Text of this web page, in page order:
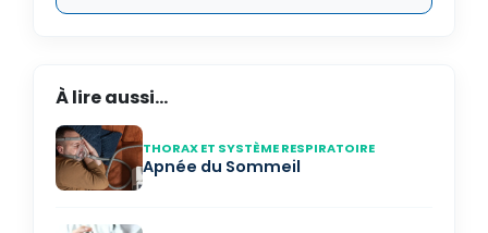
À lire aussi...
THORAX ET SYSTÈME RESPIRATOIRE
Apnée du Sommeil